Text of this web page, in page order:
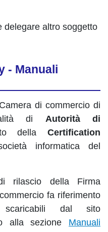
delegare altro soggetto
- Manuali
di commercio di
di Autorità di
della Certification
informatica del
rilascio della Firma
fa riferimento
dal sito
alla sezione Manuali